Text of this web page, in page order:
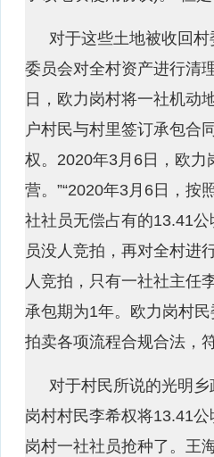
对于这些土地被收回
委员会对全村资产进行清
日，欧力岗村将一社机动
户村民与村里签订承包合
权。2020年3月6日，欧
营。”“2020年3月6日，按
社社员无偿占有的13.41
员没人竞拍，再对全村进
人竞拍，只有一社社主任
承包期为1年。欧力岗村
拍卖各项流程合规合法，
对于村民所说的光明
岗村村民李希权将13.41
岗村一社社员抢种了。王